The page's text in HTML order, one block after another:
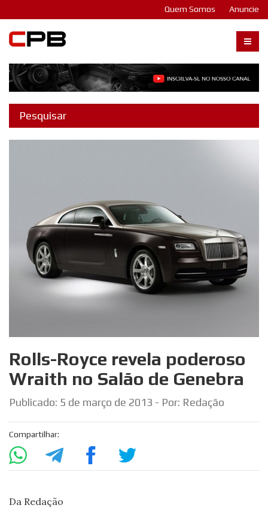
Quem Somos Anuncie
Rolls-Royce revela poderoso
Wraith no Salão de Genebra
Publicado: 5 de março de 2013 - Por: Redação
Compartilhar:
Da Redação